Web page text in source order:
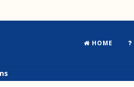
HOME